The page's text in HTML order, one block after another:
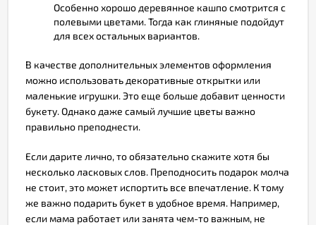
Особенно хорошо деревянное кашпо смотрится с
полевыми цветами. Тогда как глиняные подойдут
для всех остальных вариантов.
В качестве дополнительных элементов оформления
можно использовать декоративные открытки или
маленькие игрушки. Это еще больше добавит ценности
букету. Однако даже самый лучшие цветы важно
правильно преподнести.
Если дарите лично, то обязательно скажите хотя бы
несколько ласковых слов. Преподносить подарок молча
не стоит, это может испортить все впечатление. К тому
же важно подарить букет в удобное время. Например,
если мама работает или занята чем-то важным, не